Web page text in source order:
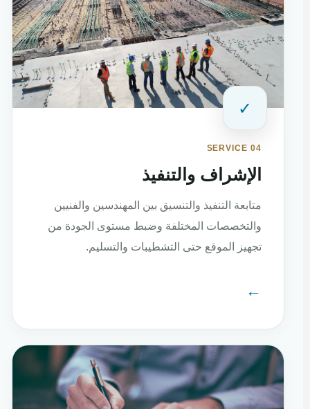
✓
SERVICE 04
الإشراف والتنفيذ
متابعة التنفيذ والتنسيق بين المهندسين والفنيين
والتخصصات المختلفة وضبط مستوى الجودة من
تجهيز الموقع حتى التشطيبات والتسليم.
←